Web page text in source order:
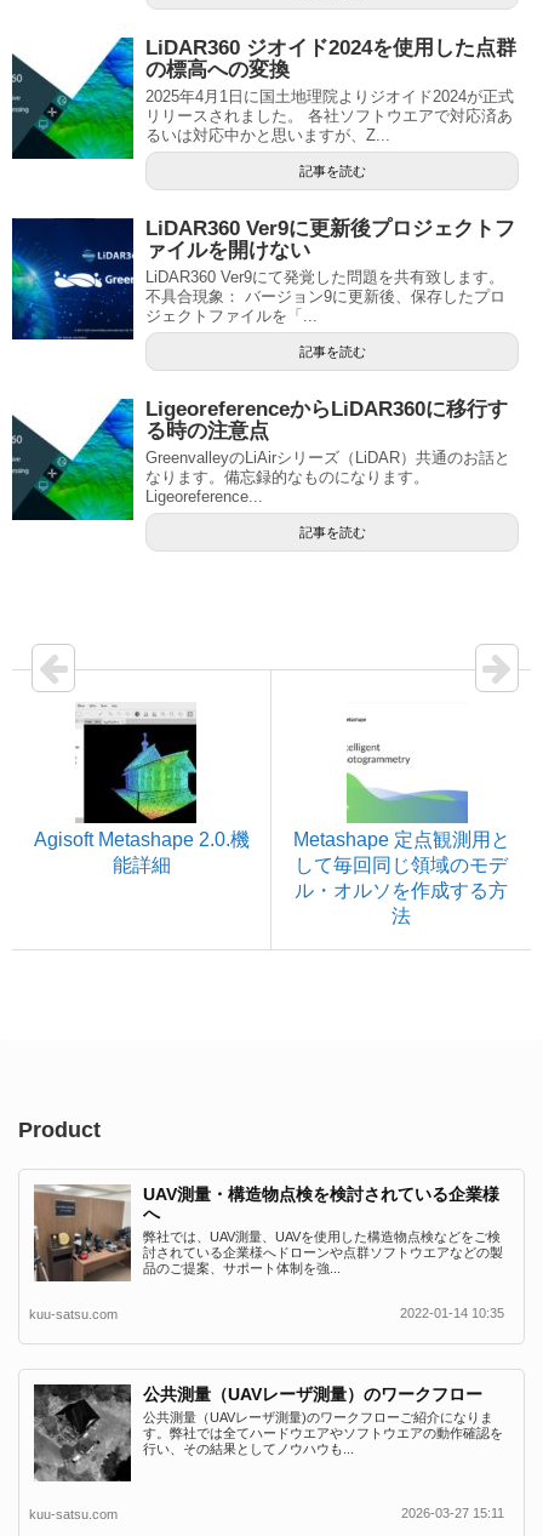
LiDAR360 ジオイド2024を使用した点群
の標高への変換
2025年4月1日に国土地理院よりジオイド2024が正式
リリースされました。 各社ソフトウエアで対応済あ
るいは対応中かと思いますが、Z...
記事を読む
LiDAR360 Ver9に更新後プロジェクトフ
ァイルを開けない
LiDAR360 Ver9にて発覚した問題を共有致します。
不具合現象： バージョン9に更新後、保存したプロ
ジェクトファイルを「...
記事を読む
LigeoreferenceからLiDAR360に移行す
る時の注意点
GreenvalleyのLiAirシリーズ（LiDAR）共通のお話と
なります。備忘録的なものになります。
Ligeoreference...
記事を読む
Agisoft Metashape 2.0.機
能詳細
Metashape 定点観測用と
して毎回同じ領域のモデ
ル・オルソを作成する方
法
Product
UAV測量・構造物点検を検討されている企業様
へ
弊社では、UAV測量、UAVを使用した構造物点検などをご検
討されている企業様へドローンや点群ソフトウエアなどの製
品のご提案、サポート体制を強...
kuu-satsu.com 2022-01-14 10:35
公共測量（UAVレーザ測量）のワークフロー
公共測量（UAVレーザ測量)のワークフローご紹介になりま
す。弊社では全てハードウエアやソフトウエアの動作確認を
行い、その結果としてノウハウも...
kuu-satsu.com 2026-03-27 15:11